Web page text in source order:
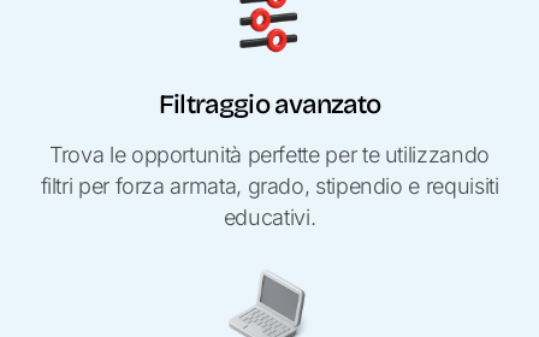
Filtraggio avanzato
Trova le opportunità perfette per te utilizzando
filtri per forza armata, grado, stipendio e requisiti
educativi.